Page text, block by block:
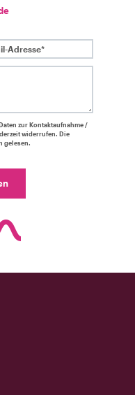
E-Mail-Adresse*
zur Kontaktaufnahme /
widerrufen. Die
gelesen.